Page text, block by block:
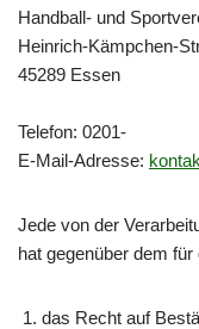
Handball- und
Heinrich-Kämpchen-
45289 Essen
Telefon: 0201-
E-Mail-Adresse:
Jede von der
hat gegenüber dem
das Recht auf